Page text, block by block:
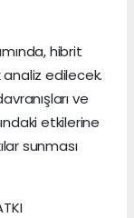
hibrit
edilecek.
ve
etkilerine
sunması